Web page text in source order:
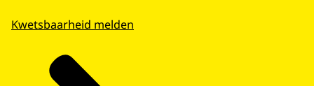
Kwetsbaarheid melden